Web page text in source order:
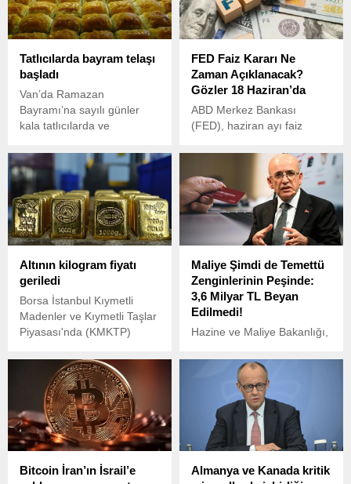
Tatlıcılarda bayram telaşı
başladı
Van’da Ramazan
Bayramı’na sayılı günler
kala tatlıcılarda ve
başladı.
FED Faiz Kararı Ne
Zaman Açıklanacak?
Gözler 18 Haziran’da
ABD Merkez Bankası
(FED), haziran ayı faiz
hazırlanıyor. Piyasalarda
merakla beklenen bu kritik
karar, 17-18 Haziran
tarihlerinde yapılacak
Federal Açık Piyasa
Komitesi (FOMC)
duyurulacak.
Altının kilogram fiyatı
geriledi
Borsa İstanbul Kıymetli
Madenler ve Kıymetli Taşlar
Piyasası'nda (KMKTP)
fiyatı 2 milyon 600 bin liraya
Maliye Şimdi de Temettü
Zenginlerinin Peşinde:
3,6 Milyar TL Beyan
Edilmedi!
Hazine ve Maliye Bakanlığı,
sonucunda vergi kaybına
neden olan yeni bir
usulsüzlük tespit etti.
Bitcoin İran’ın İsrail’e
Almanya ve Kanada kritik